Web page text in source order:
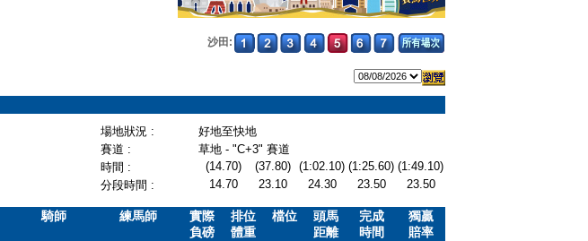
沙田:
場地狀況 :
好地至快地
賽道 :
草地 - "C+3" 賽道
時間 : (14.70) (37.80) (1:02.10) (1:25.60) (1:49.10)
分段時間 :
14.70 23.10 24.30 23.50 23.50
騎師 練馬師
實際
負磅
排位
體重
檔位
頭馬
距離
完成
時間
獨贏
賠率